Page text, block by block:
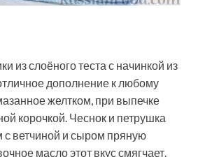
из слоёного теста с начинкой из
дополнение к любому
желтком, при выпечке
корочкой. Чеснок и петрушка
с ветчиной и сыром пряную
масло этот вкус смягчает.